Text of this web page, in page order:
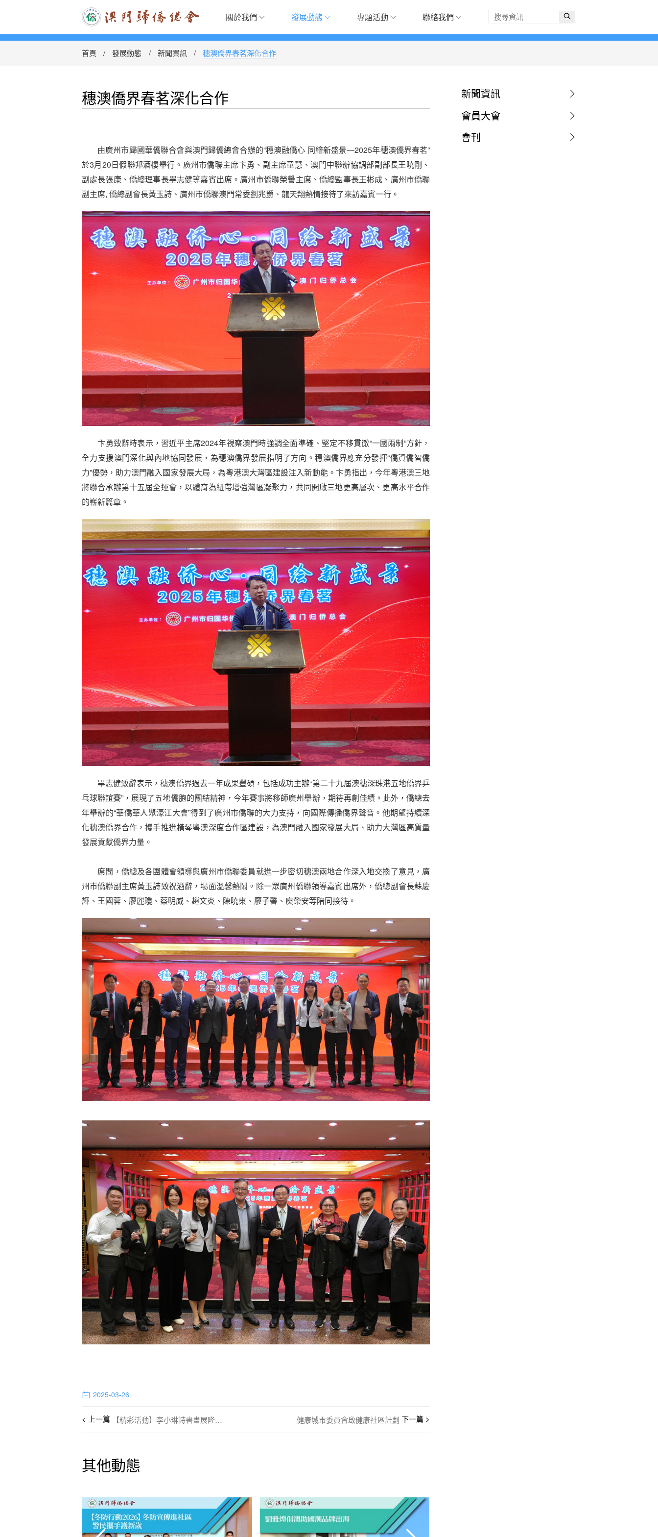
關於我們 發展動態 專題活動 聯絡我們
首頁 發展動態 新聞資訊 穗澳僑界春茗深化合作
穗澳僑界春茗深化合作
由廣州市歸國華僑聯合會與澳門歸僑總會合辦的“穗澳融僑心 同繪新盛景—2025年穗澳僑界春茗”
於3月20日假聯邦酒樓舉行。廣州市僑聯主席卞勇、副主席童慧、澳門中聯辦協調部副部長王曉剛、
副處長張康、僑總理事長畢志健等嘉賓出席。廣州市僑聯榮譽主席、僑總監事長王彬成、廣州市僑聯
副主席, 僑總副會長黃玉詩、廣州市僑聯澳門常委劉兆爵、龍天翔熱情接待了來訪嘉賓一行。
卞勇致辭時表示，習近平主席2024年視察澳門時強調全面準確、堅定不移貫徹“一國兩制”方針，
全力支援澳門深化與內地協同發展，為穗澳僑界發展指明了方向。穗澳僑界應充分發揮“僑資僑智僑
力”優勢，助力澳門融入國家發展大局，為粵港澳大灣區建設注入新動能。卞勇指出，今年粵港澳三地
將聯合承辦第十五屆全運會，以體育為紐帶增強灣區凝聚力，共同開啟三地更高層次、更高水平合作
的嶄新篇章。
畢志健致辭表示，穗澳僑界過去一年成果豐碩，包括成功主辦“第二十九屆澳穗深珠港五地僑界乒
乓球聯誼賽”，展現了五地僑胞的團結精神，今年賽事將移師廣州舉辦，期待再創佳績。此外，僑總去
年舉辦的“華僑華人聚濠江大會”得到了廣州市僑聯的大力支持，向國際傳播僑界聲音。他期望持續深
化穗澳僑界合作，攜手推進橫琴粵澳深度合作區建設，為澳門融入國家發展大局、助力大灣區高質量
發展貢獻僑界力量。
席間，僑總及各團體會領導與廣州市僑聯委員就進一步密切穗澳兩地合作深入地交換了意見，廣
州市僑聯副主席黃玉詩致祝酒辭，場面溫馨熱鬧。除一眾廣州僑聯領導嘉賓出席外，僑總副會長蘇慶
輝、王國蓉、廖麗瓊、蔡明威、趙文炎、陳曉東、廖子馨、庾榮安等陪同接待。
2025-03-26
【精彩活動】李小琳詩書畫展隆重開幕 健康城市委員會啟健康社區計劃
其他動態
新聞資訊
會員大會
會刊